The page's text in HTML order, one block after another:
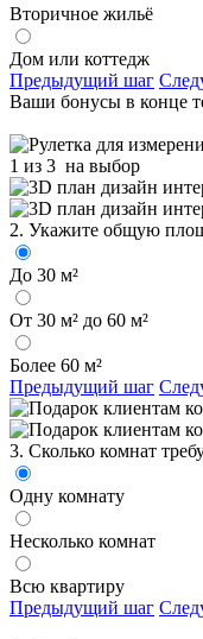
Вторичное жильё
Дом или коттедж
Предыдущий шаг
Ваши бонусы в конце
1 из 3 на выбор
2. Укажите общую
До 30 м²
От 30 м² до 60 м²
Более 60 м²
Предыдущий шаг
3. Сколько комнат
Одну комнату
Несколько комнат
Всю квартиру
Предыдущий шаг